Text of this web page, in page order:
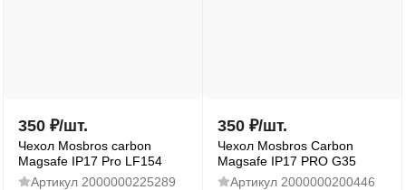
350 ₽/шт.
Чехол Mosbros carbon
Magsafe IP17 Pro LF154
Артикул 2000000225289
350 ₽/шт.
Чехол Mosbros Carbon
Magsafe IP17 PRO G35
Артикул 2000000200446